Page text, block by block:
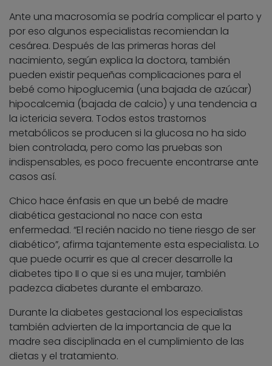
Ante una macrosomía se podría complicar el parto y
por eso algunos especialistas recomiendan la
cesárea. Después de las primeras horas del
nacimiento, según explica la doctora, también
pueden existir pequeñas complicaciones para el
bebé como hipoglucemia (una bajada de azúcar)
hipocalcemia (bajada de calcio) y una tendencia a
la ictericia severa. Todos estos trastornos
metabólicos se producen si la glucosa no ha sido
bien controlada, pero como las pruebas son
indispensables, es poco frecuente encontrarse ante
casos así.
Chico hace énfasis en que un bebé de madre
diabética gestacional no nace con esta
enfermedad. “El recién nacido no tiene riesgo de ser
diabético”, afirma tajantemente esta especialista. Lo
que puede ocurrir es que al crecer desarrolle la
diabetes tipo II o que si es una mujer, también
padezca diabetes durante el embarazo.
Durante la diabetes gestacional los especialistas
también advierten de la importancia de que la
madre sea disciplinada en el cumplimiento de las
dietas y el tratamiento.